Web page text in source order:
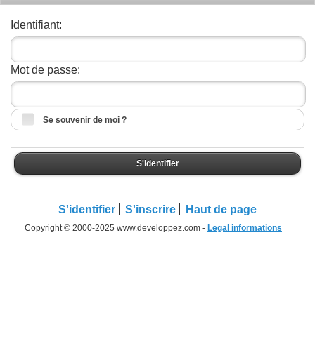
Identifiant:
Mot de passe:
Se souvenir de moi ?
S'identifier
S'identifier S'inscrire Haut de page
Copyright © 2000-2025 www.developpez.com - Legal informations